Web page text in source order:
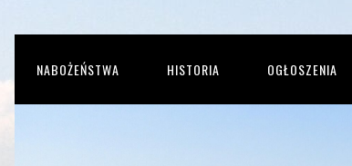
NABOŻEŃSTWA HISTORIA OGŁOSZENIA